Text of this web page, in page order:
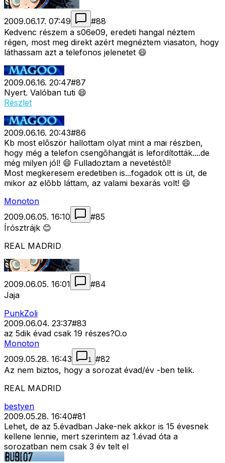
2009.06.17. 07:49 #88
Kedvenc részem a s06e09, eredeti hangal néztem
régen, most meg direkt azért megnéztem viasaton, hogy
láthassam azt a telefonos jelenetet 😄
2009.06.16. 20:47#87
Nyert. Valóban tuti 😄
Részlet
2009.06.16. 20:43#86
Kb most elõször hallottam olyat mint a mai részben,
hogy még a telefon csengõhangját is lefordították....de
még milyen jól! 😄 Fulladoztam a nevetéstõl!
Most megkeresem eredetiben is...fogadok ott is üt, de
mikor az elõbb láttam, az valami bexarás volt! 😄
Monoton
2009.06.05. 16:10
#85
Írósztrájk 😊
REAL MADRID
2009.06.05. 16:01 #84
Jaja
PunkZoli
2009.06.04. 23:37#83
az 5dik évad csak 19 részes?O.o
Monoton
2009.05.28. 16:43
1 #82
Az nem biztos, hogy a sorozat évad/év -ben telik.
REAL MADRID
bestyen
2009.05.28. 16:40#81
Lehet, de az 5.évadban Jake-nek akkor is 15 évesnek
kellene lennie, mert szerintem az 1.évad óta a
sorozatban nem csak 3 év telt el